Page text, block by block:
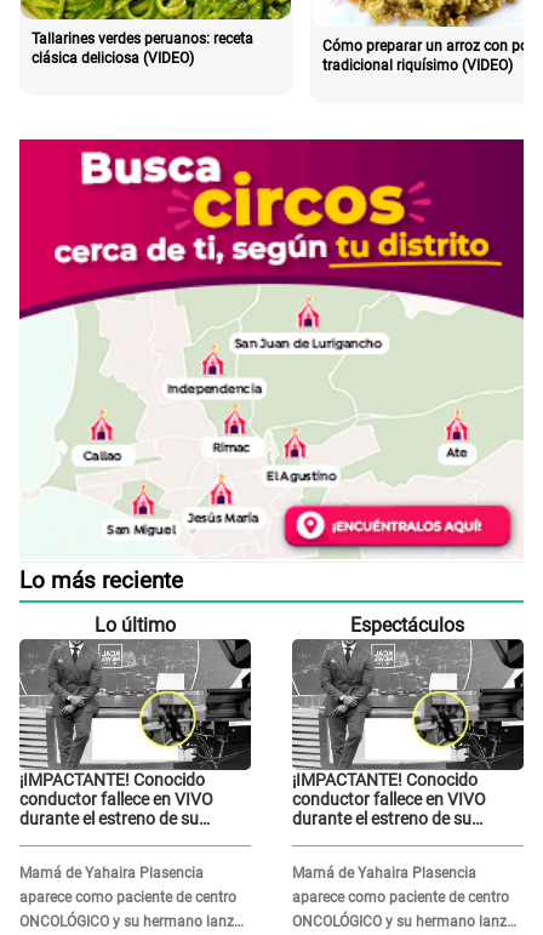
Tallarines verdes peruanos: receta
clásica deliciosa (VIDEO)
Cómo preparar un arroz con pollo
tradicional riquísimo (VIDEO)
Lo más reciente
Lo último
¡IMPACTANTE! Conocido
conductor fallece en VIVO
durante el estreno de su
Mamá de Yahaira Plasencia
aparece como paciente de centro
ONCOLÓGICO y su hermano lanza
Espectáculos
¡IMPACTANTE! Conocido
conductor fallece en VIVO
durante el estreno de su
Mamá de Yahaira Plasencia
aparece como paciente de centro
ONCOLÓGICO y su hermano lanza